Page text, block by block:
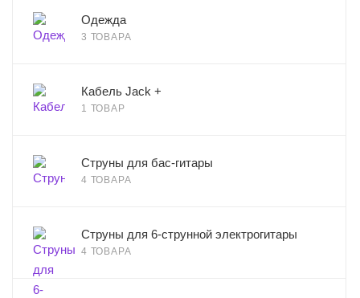
Одежда
3 ТОВАРА
Кабель Jack +
1 ТОВАР
Струны для бас-гитары
4 ТОВАРА
Струны для 6-струнной электрогитары
4 ТОВАРА